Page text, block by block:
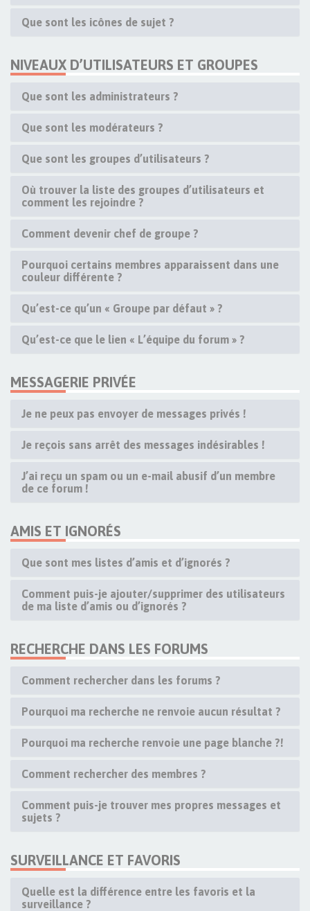
Que sont les icônes de sujet ?
NIVEAUX D’UTILISATEURS ET GROUPES
Que sont les administrateurs ?
Que sont les modérateurs ?
Que sont les groupes d’utilisateurs ?
Où trouver la liste des groupes d’utilisateurs et
comment les rejoindre ?
Comment devenir chef de groupe ?
Pourquoi certains membres apparaissent dans une
couleur différente ?
Qu’est-ce qu’un « Groupe par défaut » ?
Qu’est-ce que le lien « L’équipe du forum » ?
MESSAGERIE PRIVÉE
Je ne peux pas envoyer de messages privés !
Je reçois sans arrêt des messages indésirables !
J’ai reçu un spam ou un e-mail abusif d’un membre
de ce forum !
AMIS ET IGNORÉS
Que sont mes listes d’amis et d’ignorés ?
Comment puis-je ajouter/supprimer des utilisateurs
de ma liste d’amis ou d’ignorés ?
RECHERCHE DANS LES FORUMS
Comment rechercher dans les forums ?
Pourquoi ma recherche ne renvoie aucun résultat ?
Pourquoi ma recherche renvoie une page blanche ?!
Comment rechercher des membres ?
Comment puis-je trouver mes propres messages et
sujets ?
SURVEILLANCE ET FAVORIS
Quelle est la différence entre les favoris et la
surveillance ?